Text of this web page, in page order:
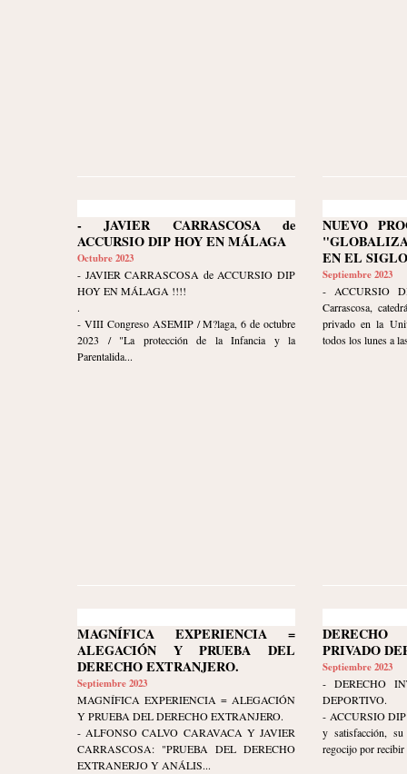
- JAVIER CARRASCOSA de
ACCURSIO DIP HOY EN MÁLAGA
Octubre 2023
- JAVIER CARRASCOSA de ACCURSIO DIP
HOY EN MÁLAGA !!!!
.
- VIII Congreso ASEMIP / M?laga, 6 de octubre
2023 / "La protección de la Infancia y la
Parentalida...
NUEVO
EN EL
Septiembre 2023
- ACCURSIO
Carrascosa,
privado en la
todos los lunes a
MAGNÍFICA EXPERIENCIA =
ALEGACIÓN Y PRUEBA DEL
DERECHO EXTRANJERO.
Septiembre 2023
MAGNÍFICA EXPERIENCIA = ALEGACIÓN
Y PRUEBA DEL DERECHO EXTRANJERO.
- ALFONSO CALVO CARAVACA Y JAVIER
CARRASCOSA: "PRUEBA DEL DERECHO
EXTRANERJO Y ANÁLIS...
PRIVADO
Septiembre 2023
- DERECHO
DEPORTIVO.
- ACCURSIO DIP
y satisfacción,
regocijo por recibir